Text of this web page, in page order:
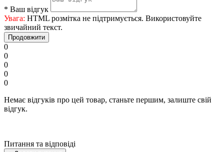
* Ваш відгук
Увага: HTML розмітка не підтримується. Використовуйте
звичайний текст.
Продовжити
0
0
0
0
0
Немає відгуків про цей товар, станьте першим, залиште свій
відгук.
Питання та відповіді